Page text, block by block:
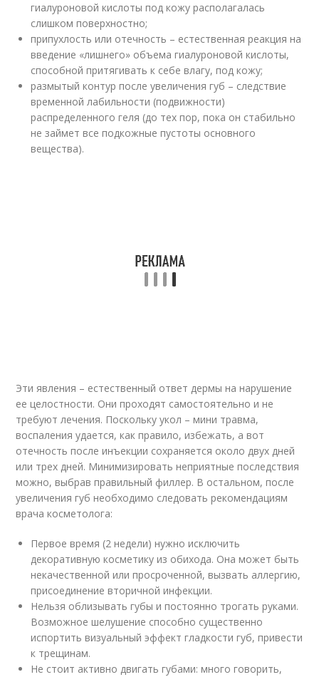
гиалуроновой кислоты под кожу располагалась
слишком поверхностно;
припухлость или отечность – естественная реакция на
введение «лишнего» объема гиалуроновой кислоты,
способной притягивать к себе влагу, под кожу;
размытый контур после увеличения губ – следствие
временной лабильности (подвижности)
распределенного геля (до тех пор, пока он стабильно
не займет все подкожные пустоты основного
вещества).
Эти явления – естественный ответ дермы на нарушение
ее целостности. Они проходят самостоятельно и не
требуют лечения. Поскольку укол – мини травма,
воспаления удается, как правило, избежать, а вот
отечность после инъекции сохраняется около двух дней
или трех дней. Минимизировать неприятные последствия
можно, выбрав правильный филлер. В остальном, после
увеличения губ необходимо следовать рекомендациям
врача косметолога:
Первое время (2 недели) нужно исключить
декоративную косметику из обихода. Она может быть
некачественной или просроченной, вызвать аллергию,
присоединение вторичной инфекции.
Нельзя облизывать губы и постоянно трогать руками.
Возможное шелушение способно существенно
испортить визуальный эффект гладкости губ, привести
к трещинам.
Не стоит активно двигать губами: много говорить,